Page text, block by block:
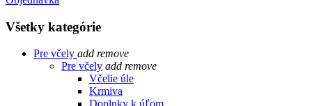
Všetky kategórie
Pre včely add remove
Pre včely add remove
Včelie úle
Krmiva